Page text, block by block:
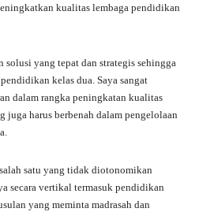
kualitas lembaga pendidikan
yang tepat dan strategis sehingga
kelas dua. Saya sangat
dalam rangka peningkatan kualitas
juga harus berbenah dalam pengelolaan
satu yang tidak diotonomikan
secara vertikal termasuk pendidikan
yang meminta madrasah dan